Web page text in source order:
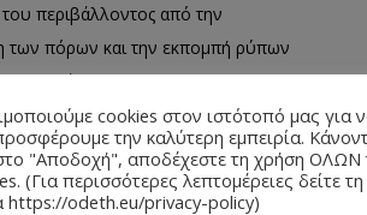
περιβάλλοντος από την
των πόρων και την εκπομπή ρύπων
του άνθρακα (Co2).
cookies στον ιστότοπό μας για
την καλύτερη εμπειρία.
"Αποδοχή", αποδέχεστε τη χρήση ΟΛΩΝ
(Για περισσότερες λεπτομέρειες δείτε τη
https://odeth.eu/privacy-policy)